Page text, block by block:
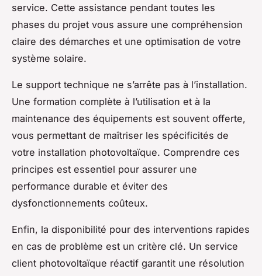
service. Cette assistance pendant toutes les
phases du projet vous assure une compréhension
claire des démarches et une optimisation de votre
système solaire.
Le support technique ne s’arrête pas à l’installation.
Une formation complète à l’utilisation et à la
maintenance des équipements est souvent offerte,
vous permettant de maîtriser les spécificités de
votre installation photovoltaïque. Comprendre ces
principes est essentiel pour assurer une
performance durable et éviter des
dysfonctionnements coûteux.
Enfin, la disponibilité pour des interventions rapides
en cas de problème est un critère clé. Un service
client photovoltaïque réactif garantit une résolution